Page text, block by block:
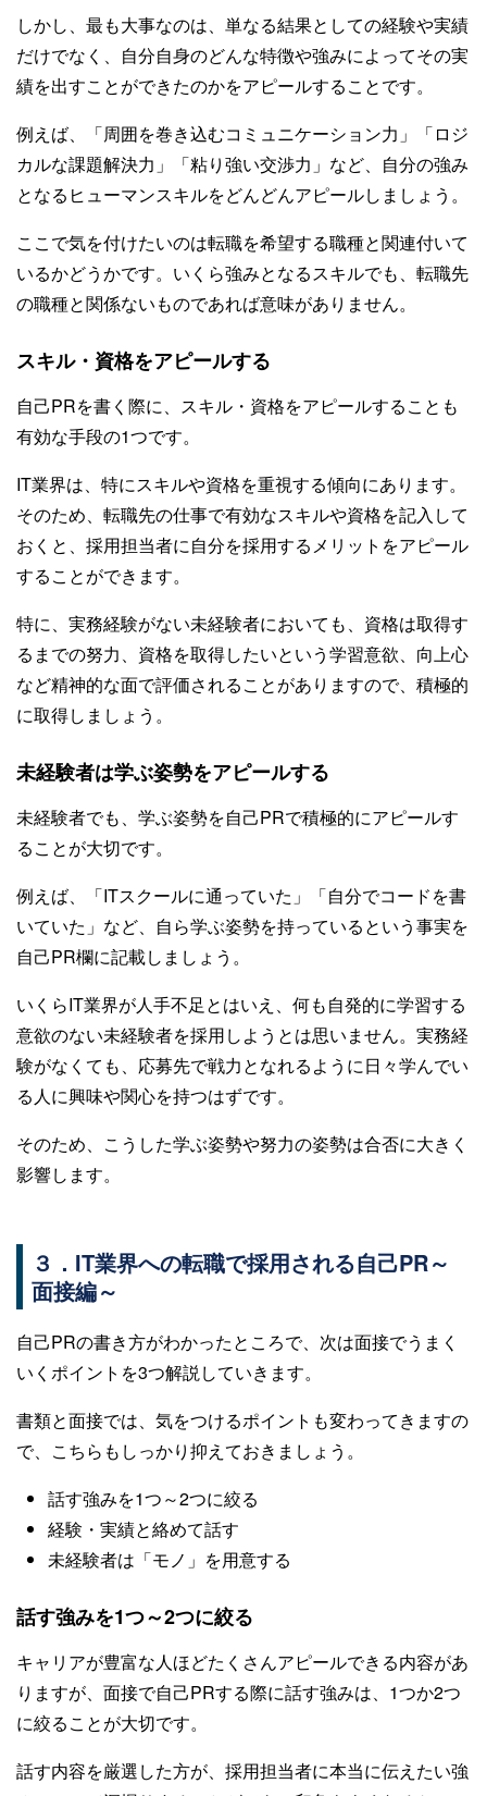
しかし、最も大事なのは、単なる結果としての経験や実績
だけでなく、自分自身のどんな特徴や強みによってその実
績を出すことができたのかをアピールすることです。
例えば、「周囲を巻き込むコミュニケーション力」「ロジ
カルな課題解決力」「粘り強い交渉力」など、自分の強み
となるヒューマンスキルをどんどんアピールしましょう。
ここで気を付けたいのは転職を希望する職種と関連付いて
いるかどうかです。いくら強みとなるスキルでも、転職先
の職種と関係ないものであれば意味がありません。
スキル・資格をアピールする
自己PRを書く際に、スキル・資格をアピールすることも
有効な手段の1つです。
IT業界は、特にスキルや資格を重視する傾向にあります。
そのため、転職先の仕事で有効なスキルや資格を記入して
おくと、採用担当者に自分を採用するメリットをアピール
することができます。
特に、実務経験がない未経験者においても、資格は取得す
るまでの努力、資格を取得したいという学習意欲、向上心
など精神的な面で評価されることがありますので、積極的
に取得しましょう。
未経験者は学ぶ姿勢をアピールする
未経験者でも、学ぶ姿勢を自己PRで積極的にアピールす
ることが大切です。
例えば、「ITスクールに通っていた」「自分でコードを書
いていた」など、自ら学ぶ姿勢を持っているという事実を
自己PR欄に記載しましょう。
いくらIT業界が人手不足とはいえ、何も自発的に学習する
意欲のない未経験者を採用しようとは思いません。実務経
験がなくても、応募先で戦力となれるように日々学んでい
る人に興味や関心を持つはずです。
そのため、こうした学ぶ姿勢や努力の姿勢は合否に大きく
影響します。
３．IT業界への転職で採用される自己PR～
面接編～
自己PRの書き方がわかったところで、次は面接でうまく
いくポイントを3つ解説していきます。
書類と面接では、気をつけるポイントも変わってきますの
で、こちらもしっかり抑えておきましょう。
話す強みを1つ～2つに絞る
経験・実績と絡めて話す
未経験者は「モノ」を用意する
話す強みを1つ～2つに絞る
キャリアが豊富な人ほどたくさんアピールできる内容があ
りますが、面接で自己PRする際に話す強みは、1つか2つ
に絞ることが大切です。
話す内容を厳選した方が、採用担当者に本当に伝えたい強